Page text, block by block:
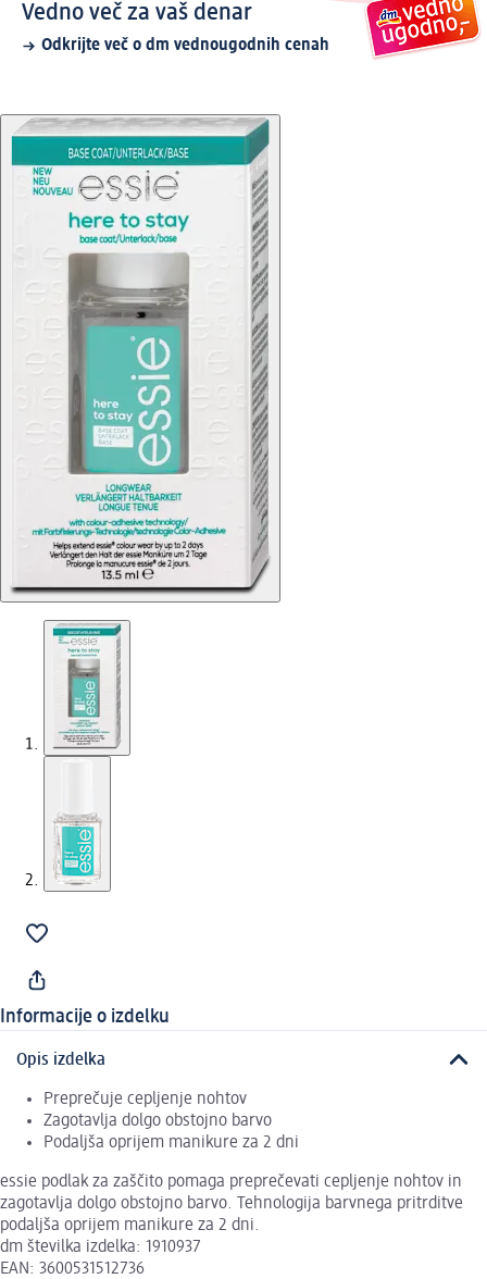
Vedno več za vaš denar
Odkrijte več o dm vednougodnih cenah
Informacije o izdelku
Opis izdelka
Preprečuje cepljenje nohtov
Zagotavlja dolgo obstojno barvo
Podaljša oprijem manikure za 2 dni
essie podlak za zaščito pomaga preprečevati cepljenje nohtov in
zagotavlja dolgo obstojno barvo. Tehnologija barvnega pritrditve
podaljša oprijem manikure za 2 dni.
dm številka izdelka: 1910937
EAN: 3600531512736